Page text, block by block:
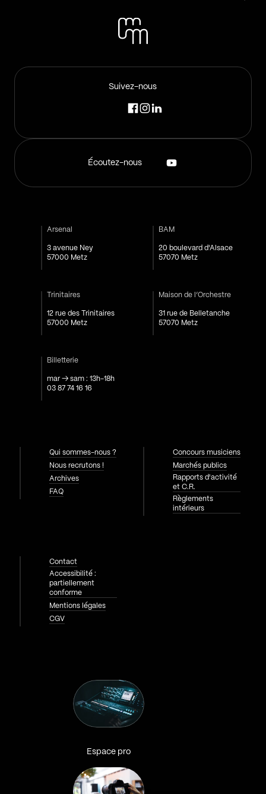
Suivez-nous
Écoutez-nous
Arsenal
3 avenue Ney
57000 Metz
BAM
20 boulevard d'Alsace
57070 Metz
Trinitaires
12 rue des Trinitaires
57000 Metz
Maison de l’Orchestre
31 rue de Belletanche
57070 Metz
Billetterie
mar → sam : 13h-18h
03 87 74 16 16
Qui sommes-nous ?
Nous recrutons !
Archives
FAQ
Concours musiciens
Marchés publics
Rapports d'activité
et C.R.
Règlements
intérieurs
Contact
Accessibilité :
partiellement
conforme
Mentions légales
CGV
Espace pro